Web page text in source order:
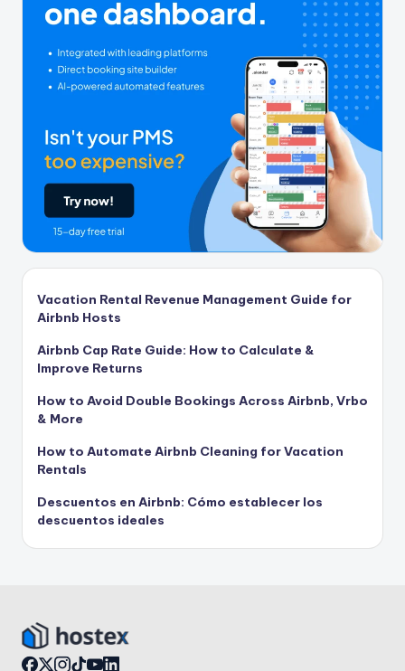
Vacation Rental Revenue Management Guide for
Airbnb Hosts
Airbnb Cap Rate Guide: How to Calculate &
Improve Returns
How to Avoid Double Bookings Across Airbnb, Vrbo
& More
How to Automate Airbnb Cleaning for Vacation
Rentals
Descuentos en Airbnb: Cómo establecer los
descuentos ideales